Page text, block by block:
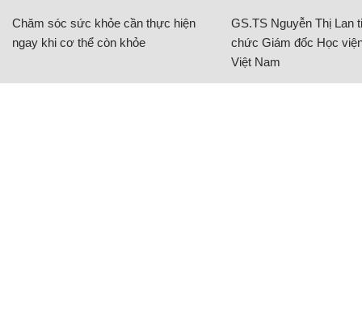
Chăm sóc sức khỏe cần thực hiện
ngay khi cơ thể còn khỏe
GS.TS Nguyễn Thị Lan
chức Giám đốc Học
Việt Nam